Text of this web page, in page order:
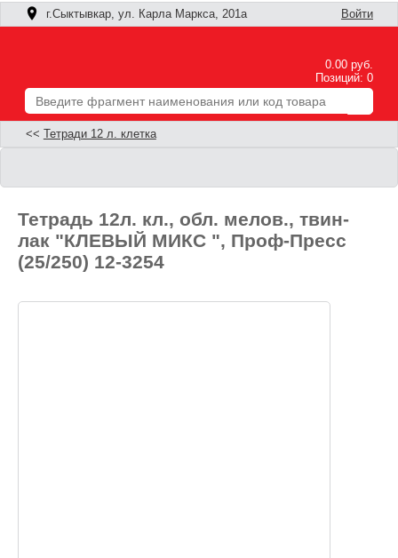
г.Сыктывкар, ул. Карла Маркса, 201а Войти
0.00 руб.
Позиций: 0
<< Тетради 12 л. клетка
Тетрадь 12л. кл., обл. мелов., твин-
лак "КЛЕВЫЙ МИКС ", Проф-Пресс
(25/250) 12-3254